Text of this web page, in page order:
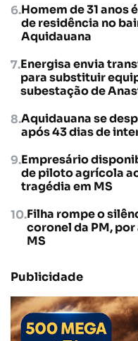
Homem de 31
de residência no
Aquidauana
Energisa envia
para substituir
subestação de
Aquidauana se
após 43 dias de
Empresário
de piloto agrícola
tragédia em MS
Filha rompe o
coronel da PM,
MS
Publicidade